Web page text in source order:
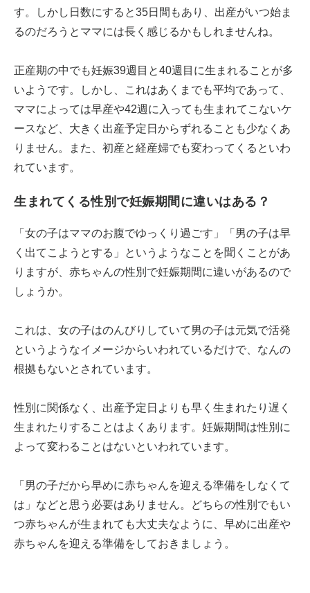
す。しかし日数にすると35日間もあり、出産がいつ始ま
るのだろうとママには長く感じるかもしれませんね。
正産期の中でも妊娠39週目と40週目に生まれることが多
いようです。しかし、これはあくまでも平均であって、
ママによっては早産や42週に入っても生まれてこないケ
ースなど、大きく出産予定日からずれることも少なくあ
りません。また、初産と経産婦でも変わってくるといわ
れています。
生まれてくる性別で妊娠期間に違いはある？
「女の子はママのお腹でゆっくり過ごす」「男の子は早
く出てこようとする」というようなことを聞くことがあ
りますが、赤ちゃんの性別で妊娠期間に違いがあるので
しょうか。
これは、女の子はのんびりしていて男の子は元気で活発
というようなイメージからいわれているだけで、なんの
根拠もないとされています。
性別に関係なく、出産予定日よりも早く生まれたり遅く
生まれたりすることはよくあります。妊娠期間は性別に
よって変わることはないといわれています。
「男の子だから早めに赤ちゃんを迎える準備をしなくて
は」などと思う必要はありません。どちらの性別でもい
つ赤ちゃんが生まれても大丈夫なように、早めに出産や
赤ちゃんを迎える準備をしておきましょう。